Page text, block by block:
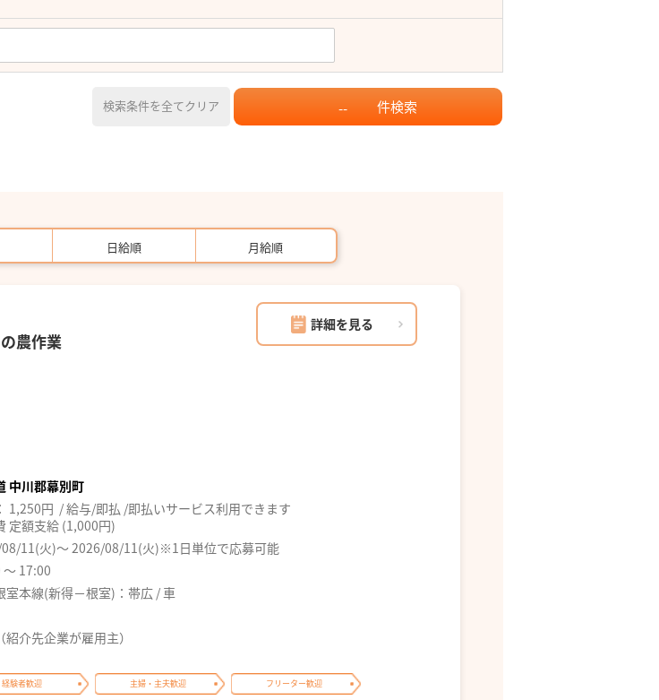
検索条件を全てクリア -- 件検索
日給順 月給順
詳細を見る
農作業
中川郡幕別町
1,250円 / 給与/即払 /即払いサービス利用できます
定額支給 (1,000円)
11(火)～ 2026/08/11(火)※1日単位で応募可能
17:00
室本線(新得－根室)：帯広 / 車
紹介先企業が雇用主）
経験者歓迎 主婦・主夫歓迎 フリーター歓迎